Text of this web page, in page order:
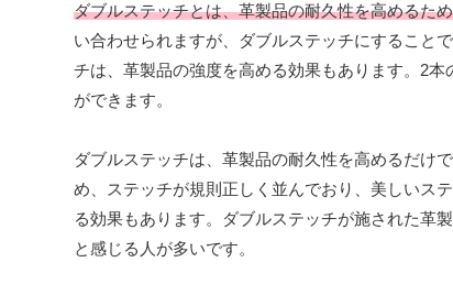
ダブルステッチとは、革製品の耐久性を高めるた
い合わせられますが、ダブルステッチにすること
チは、革製品の強度を高める効果もあります。2
ができます。
ダブルステッチは、革製品の耐久性を高めるだけで
め、ステッチが規則正しく並んでおり、美しいス
る効果もあります。ダブルステッチが施された革
と感じる人が多いです。